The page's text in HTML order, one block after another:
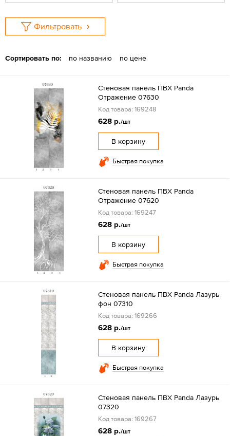
Фильтровать
Сортировать по: по названию по цене
Стеновая панель ПВХ Panda
Отражение 07630
Код товара: 169248
628 р./шт
В корзину
Быстрая покупка
Стеновая панель ПВХ Panda
Отражение 07620
Код товара: 169247
628 р./шт
В корзину
Быстрая покупка
Стеновая панель ПВХ Panda Лазурь
фон 07310
Код товара: 169266
628 р./шт
В корзину
Быстрая покупка
Стеновая панель ПВХ Panda Лазурь
07320
Код товара: 169267
628 р./шт